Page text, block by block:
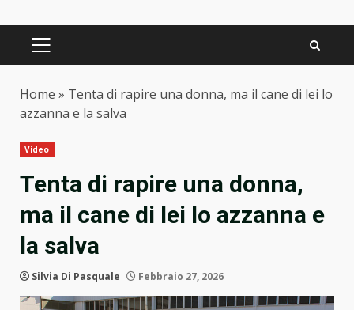
PRIMARY
Home » Tenta di rapire una donna, ma il cane di lei lo
azzanna e la salva
Video
Tenta di rapire una donna,
ma il cane di lei lo azzanna e
la salva
Silvia Di Pasquale Febbraio 27, 2026